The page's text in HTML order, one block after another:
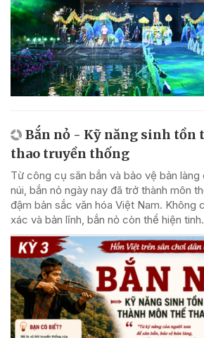
Bắn nỏ - Kỹ năng sinh tồn
thao truyền thống
Từ công cụ săn bắn và bảo vệ bản
núi, bắn nỏ ngày nay đã trở thành môn
đậm bản sắc văn hóa Việt Nam. Không
xác và bản lĩnh, bắn nỏ còn thể hiện